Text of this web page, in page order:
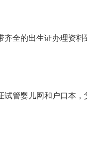
齐全的出生证办理资料
试管婴儿网和户口本，